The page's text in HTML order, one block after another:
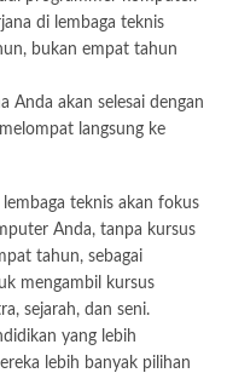
di lembaga teknis
bukan empat tahun
Anda akan selesai dengan
langsung ke
teknis akan fokus
Anda, tanpa kursus
tahun, sebagai
mengambil kursus
sejarah, dan seni.
yang lebih
lebih banyak pilihan